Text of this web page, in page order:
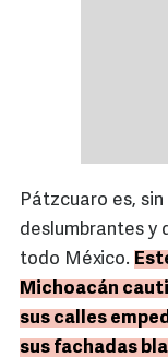
Pátzcuaro es,
deslumbrantes y
todo México.
Michoacán
sus calles
sus fachadas